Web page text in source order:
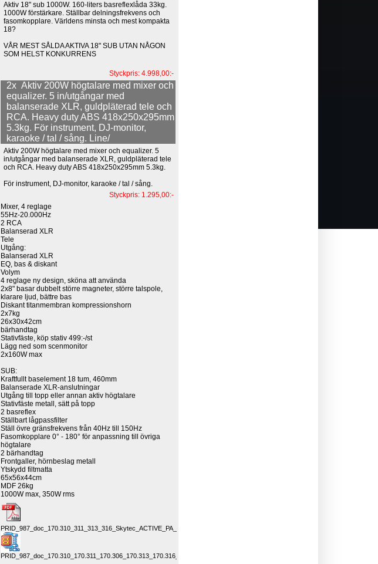
Aktiv 18" sub 1000W. 160-liters basreflexlåda 33kg.
1000W förstärkare. Ställbar delningsfrekvens och
fasomkopplare. Världens minsta och mest kompakta
18?
VÅR MEST SÅLDA AKTIVA 18" SUB UTAN NÅGON
SOM HELST KONKURRENS
Styckpris: 4.998,00:-
2x Aktiv 200W högtalare med mixer och
equalizer. 5 in/utgångar med
balanserade XLR, guldpläterad tele och
RCA. Heavy duty ABS 418x250x295mm
5.3kg. För instrument, DJ-monitor,
karaoke / tal / sång. Line/
Aktiv 200W högtalare med mixer och equalizer. 5
in/utgångar med balanserade XLR, guldpläterad tele
och RCA. Heavy duty ABS 418x250x295mm 5.3kg.
För instrument, DJ-monitor, karaoke / tal / sång.
Styckpris: 1.295,00:-
Mixer, 4 reglage
55Hz-20.000Hz
2 RCA
Balanserad XLR
Tele
Utgång:
Balanserad XLR
EQ, bas & diskant
Volym
4 reglage ny design, sköna att använda
2x8" basar dubbelt större magneter, större talspole,
klarare ljud, bättre bas
Diskant titanmembran kompressionshorn
2x7kg
26x30x42cm
bärhandtag
Stativfäste, köp stativ 499:-/st
Lägg ned som scenmonitor
2x160W max
SUB:
Kraftfullt baselement 18 tum, 460mm
Balanserade XLR-anslutningar
Utgång till topp eller annan aktiv högtalare
Stativfäste metall, sätt på topp
2 basreflex
Ställbart lågpassfilter
Ställ övre gränsfrekvens från 40Hz till 150Hz
Fasomkopplare 0° - 180° för anpassning till övriga
högtalare
2 bärhandtag
Frontgaller, hörnbeslag metall
Ytskydd filtmatta
65x56x44cm
MDF 26kg
1000W max, 350W rms
PRID_987_doc_170.310_311_313_316_Skytec_ACTIVE_PA_SPEAKERS_UK_NL_D_FR_ES.PDF
PRID_987_doc_170.310_170.311_170.306_170.313_170.316_Skytec